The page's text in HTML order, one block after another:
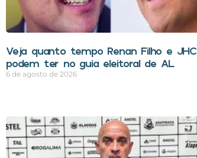
Veja quanto tempo Renan Filho e JHC
podem ter no guia eleitoral de AL
6 de agosto de 2026